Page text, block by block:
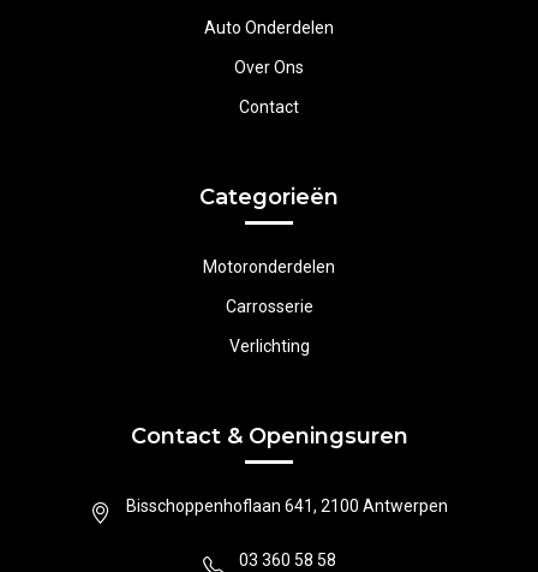
Auto Onderdelen
Over Ons
Contact
Categorieën
Motoronderdelen
Carrosserie
Verlichting
Contact & Openingsuren
Bisschoppenhoflaan 641, 2100 Antwerpen
03 360 58 58